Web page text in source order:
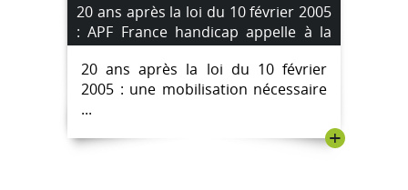
20 ans après la loi du 10 février 2005
: APF France handicap appelle à la
mobilisation
20 ans après la loi du 10 février
2005 : une mobilisation nécessaire
...
+